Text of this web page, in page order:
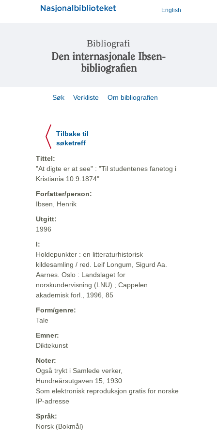
English
Bibliografi
Den internasjonale Ibsen-
bibliografien
Søk Verkliste Om bibliografien
Tilbake til
søketreff
Tittel:
"At digte er at see" : "Til studentenes fanetog i
Kristiania 10.9.1874"
Forfatter/person:
Ibsen, Henrik
Utgitt:
1996
I:
Holdepunkter : en litteraturhistorisk
kildesamling / red. Leif Longum, Sigurd Aa.
Aarnes. Oslo : Landslaget for
norskundervisning (LNU) ; Cappelen
akademisk forl., 1996, 85
Form/genre:
Tale
Emner:
Diktekunst
Noter:
Også trykt i Samlede verker,
Hundreårsutgaven 15, 1930
Som elektronisk reproduksjon gratis for norske
IP-adresse
Språk:
Norsk (Bokmål)